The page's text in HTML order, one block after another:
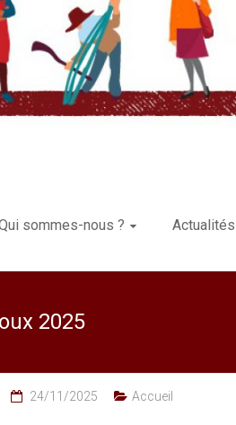
sommes-nous ? Actualités
2025
24/11/2025 Accueil